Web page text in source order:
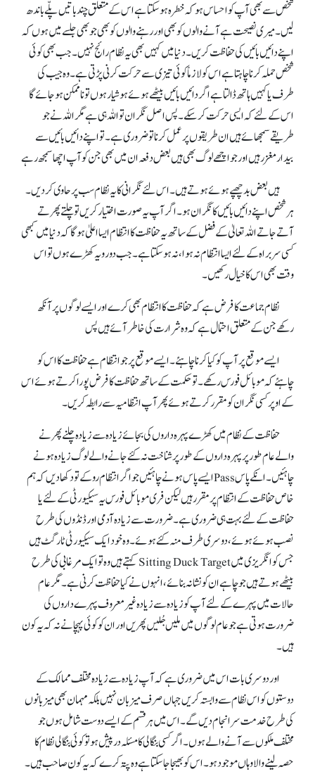
شخص سے بھی آپ کو احساس ہو کہ خطرہ ہو سکتاہے اس کے متعلق چند باتیں پلّے باندھ
لیں۔میری نصیحت ہے آنے والوں کو بھی اور رہنے والوں کو بھی جو بھی جلسے میں ہوں کہ
اپنے دائیں بائیں کی حفاظت کریں۔ دنیا میں کہیں بھی یہ نظام رائج نہیں۔جب بھی کوئی
شخص حملہ کرنا چاہتا ہے اس کو لازماً کوئی تیزی سے حرکت کرنی پڑتی ہے۔ وہ جیب کی
طرف یا کہیں ہاتھ ڈالتا ہے اگر دائیں بائیں بیٹھے ہوئے ہوشیار ہوں تو ناممکن ہوجائے گا
اس کے لئے کہ ایسی حرکت کرسکے ۔ پس اصل نگران تو اللہ ہی ہے مگر اللہ نے جو
طریقے سمجھائے ہیں ان طریقوں پر عمل کرناتو ضروری ہے۔ تو اپنے دائیں بائیں سے
بیدار مغز رہیں اور جو اچھے لوگ بھی ہیں بعض دفعہ ان میں بھی جن کو آپ اچھا سمجھ رہے
ہیں بعض بد چھپے ہوئے ہوتے ہیں۔ اس لئے نگرانی کا یہ نظام سب پرحاوی کر دیں۔
ہر شخص اپنے دائیں بائیں کا نگران ہو ۔ اگر آپ یہ صورت اختیار کریں تو چلتے پھرتے
آتے جاتے اللہ تعالیٰ کے فضل کے ساتھ یہ حفاظت کا انتظام ایسا اعلیٰ ہوگا کہ دنیا میں کبھی
کسی سربراہ کے لئے ایسا انتظام نہ ہوا، نہ ہو سکتاہے۔ جب دور ویہ کھڑے ہوں تو اس
وقت بھی اس کا خیال رکھیں۔
نظام جماعت کا فرض ہے کہ حفاظت کا انتظام بھی کرے اور ایسے لوگوں پر آنکھ
رکھے جن کے متعلق احتمال ہے کہ وہ شرارت کی خاطر آئے ہیں پس
ایسے موقع پر آ پ کو کیا کرنا چاہئے۔ ایسے موقع پر جو انتظام ہے حفاظت کا اس کو
چاہئے کہ موبائل فورس رکھے ۔ تو حکمت کے ساتھ حفاظت کا فرض پورا کرتے ہوئے اس
کے اوپر کسی نگران کو مقرر کرتے ہوئے پھر آ پ انتظامیہ سے رابطہ کریں۔
حفاظت کے نظام میں کھڑے پہرہ داروں کی بجائے زیادہ سے زیادہ چلنے پھرنے
والے عام طور پر پہرہ داروں کے طور پر شناخت نہ کئے جانے والے لوگ زیادہ ہونے
چاہئیں۔ انکے پاسPassایسے پاس ہونے چاہئیں جواگرانتظام روکے تو دکھا دیں کہ ہم
خاص حفاظت کے انتظام پر مقرر ہیں لیکن فری موبائل فورس یہ سیکیورٹی کے لئے یا
حفاظت کے لئے بہت ہی ضروری ہے۔ضرورت سے زیادہ آدمی اور ڈنڈوں کی طرح
نصب ہوئے ہوئے ، دوسری طرف منہ کئے ہوئے ۔ وہ خود ایک سیکیورٹی ٹارگٹ ہیں
جس کو انگریزی میں Sitting Duck Target کہتے ہیں وہ تو ایک مرغابی کی طرح
بیٹھے ہوتے ہیں جو چاہے ان کو نشانہ بنائے،انہوں نے کیا حفاظت کرنی ہے۔ مگر عام
حالات میں پہرے کے لئے آ پ کو زیادہ سے زیادہ غیر معروف پہرے داروں کی
ضرورت ہوتی ہے جو عام لوگوں میں ملیں جُلیں پھریں اور ان کو کوئی پہچانے نہ کہ یہ کون
ہیں۔
اور دوسری بات اس میں ضروری ہے کہ آ پ زیادہ سے زیادہ مختلف ممالک کے
دوستوں کو اس نظام سے وابستہ کریں جہاں صرف میزبان نہیں بلکہ مہمان بھی میزبانوں
کی طرح خدمت سرانجام دیں گے ۔ اس میں ہر قسم کے ایسے دوست شامل ہوں جو
مختلف ملکوں سے آنے والے ہوں۔ اگر کسی بنگالی کا مسئلہ درپیش ہو تو کوئی بنگالی نظام کا
حصہ لینے والا وہاں موجود ہو۔ اس کو بھیجا جاسکتا ہے وہ پتہ کرے کہ یہ کو ن صاحب ہیں۔